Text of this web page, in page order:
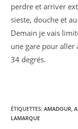
perdre et arriver
sieste, douche et
Demain je vais
une gare pour aller
34 degrés.
ÉTIQUETTES:AMADOUR
LAMARQUE